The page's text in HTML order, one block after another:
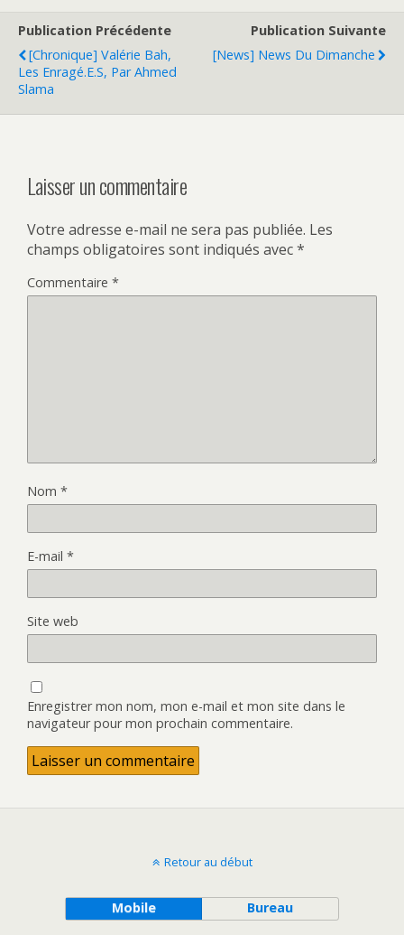
Publication Précédente
[Chronique] Valérie Bah,
Les Enragé.e.s, Par Ahmed
Slama
Publication Suivante
[News] News Du Dimanche
Laisser un commentaire
Votre adresse e-mail ne sera pas publiée. Les
champs obligatoires sont indiqués avec*
Commentaire *
Nom *
E-mail *
Site web
Enregistrer mon nom, mon e-mail et mon site dans le
navigateur pour mon prochain commentaire.
Retour au début
Mobile Bureau